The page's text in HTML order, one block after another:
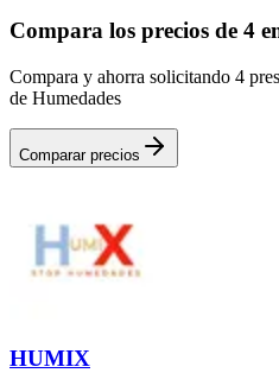
Compara los precios de 4
Compara y ahorra solicitando 4
de Humedades
Comparar precios
HUMIX